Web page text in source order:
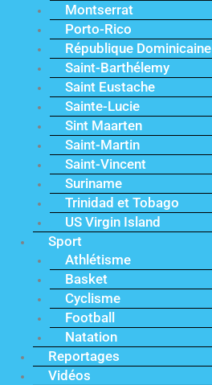
Montserrat
Porto-Rico
République Dominicaine
Saint-Barthélemy
Saint Eustache
Sainte-Lucie
Sint Maarten
Saint-Martin
Saint-Vincent
Suriname
Trinidad et Tobago
US Virgin Island
Sport
Athlétisme
Basket
Cyclisme
Football
Natation
Reportages
Vidéos